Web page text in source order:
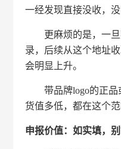
一经发现直接没收，没
更麻烦的是，一旦
录，后续从这个地址
会明显上升。
带品牌logo的正品
货值多低，都在这个范
申报价值：如实填，